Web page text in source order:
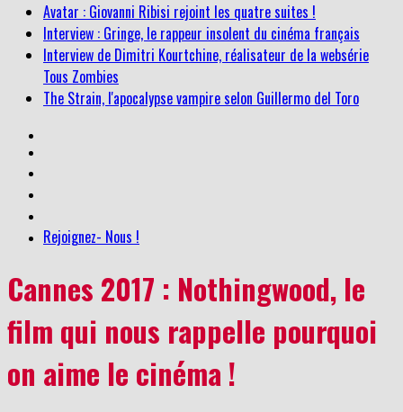
Avatar : Giovanni Ribisi rejoint les quatre suites !
Interview : Gringe, le rappeur insolent du cinéma français
Interview de Dimitri Kourtchine, réalisateur de la websérie
Tous Zombies
The Strain, l'apocalypse vampire selon Guillermo del Toro
Rejoignez- Nous !
Cannes 2017 : Nothingwood, le
film qui nous rappelle pourquoi
on aime le cinéma !